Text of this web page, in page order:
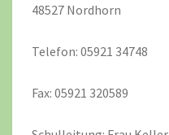
48527 Nordhorn
Telefon: 05921 34748
Fax: 05921 320589